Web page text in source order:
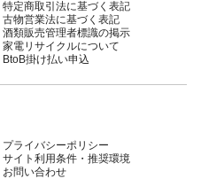
特定商取引法に基づく表記
古物営業法に基づく表記
酒類販売管理者標識の掲示
家電リサイクルについて
BtoB掛け払い申込
プライバシーポリシー
サイト利用条件・推奨環境
お問い合わせ